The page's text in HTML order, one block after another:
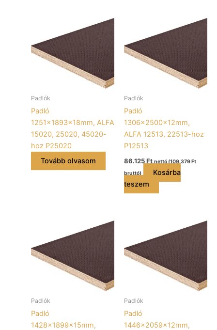
Padlók
Padló
1251x1893x18mm, ALFA
15020, 25020, 45020-
hoz P25020
Tovább olvasom
Padlók
Padló
1306x2500x12mm,
ALFA 12513, 22513-hoz
P12513
86.125Ft nettó (109.379 Ft
bruttó)
Kosárba
teszem
Padlók
Padló
1428x1899x15mm,
Padlók
Padló
1446x2059x12mm,